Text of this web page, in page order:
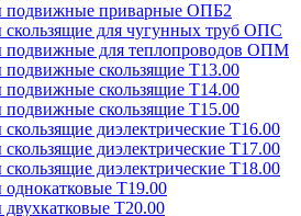
приварные ОПБ2
для чугунных труб ОПС
для теплопроводов ОПМ
скользящие Т13.00
скользящие Т14.00
скользящие Т15.00
диэлектрические Т16.00
диэлектрические Т17.00
диэлектрические Т18.00
Т19.00
Т20.00